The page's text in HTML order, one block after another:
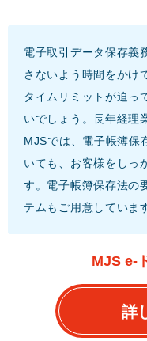
電子取引データ保存義
さないよう時間をかけ
タイムリミットが迫っ
いでしょう。長年経理
MJSでは、電子帳簿保
いても、お客様をしっ
す。電子帳簿保存法の
テムもご用意していま
MJS e-
詳